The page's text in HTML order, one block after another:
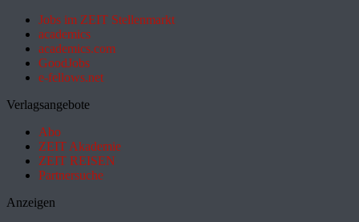
Jobs im ZEIT Stellenmarkt
academics
academics.com
GoodJobs
e-fellows.net
Verlagsangebote
Abo
ZEIT Akademie
ZEIT REISEN
Partnersuche
Anzeigen